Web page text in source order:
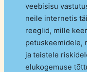
veebisisu
neile internetis
reeglid, mille
petuskeemidele,
ja teistele
elukogemuse